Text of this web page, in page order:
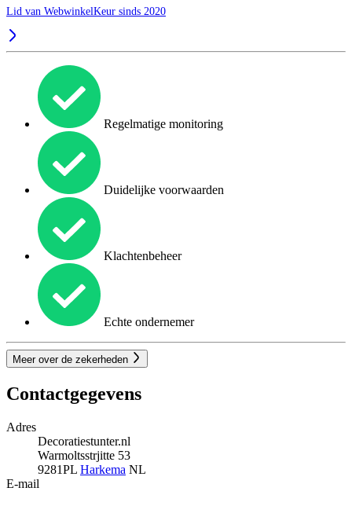
Lid van WebwinkelKeur sinds 2020
Regelmatige monitoring
Duidelijke voorwaarden
Klachtenbeheer
Echte ondernemer
Meer over de zekerheden
Contactgegevens
Adres
Decoratiestunter.nl
Warmoltsstrjitte 53
9281PL Harkema NL
E-mail